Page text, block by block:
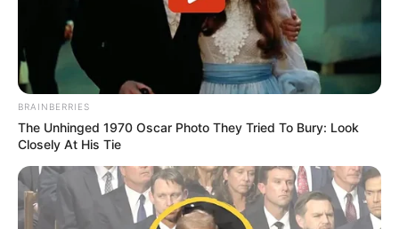
BRAINBERRIES
The Unhinged 1970 Oscar Photo They Tried To Bury: Look
Closely At His Tie